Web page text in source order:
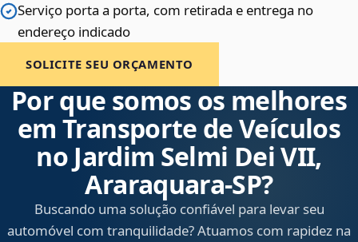
Serviço porta a porta, com retirada e entrega no
endereço indicado
SOLICITE SEU ORÇAMENTO
Por que somos os melhores
em Transporte de Veículos
no Jardim Selmi Dei VII,
Araraquara‑SP?
Buscando uma solução confiável para levar seu
automóvel com tranquilidade? Atuamos com rapidez na